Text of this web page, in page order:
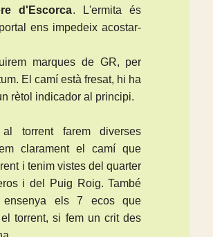
d'Escorca. L'ermita és
ens impedeix acostar-
marques de GR, per
El camí està fresat, hi ha
rètol indicador al principi.
torrent farem diverses
clarament el camí que
i tenim vistes del quarter
i del Puig Roig. També
els 7 ecos que
torrent, si fem un crit des